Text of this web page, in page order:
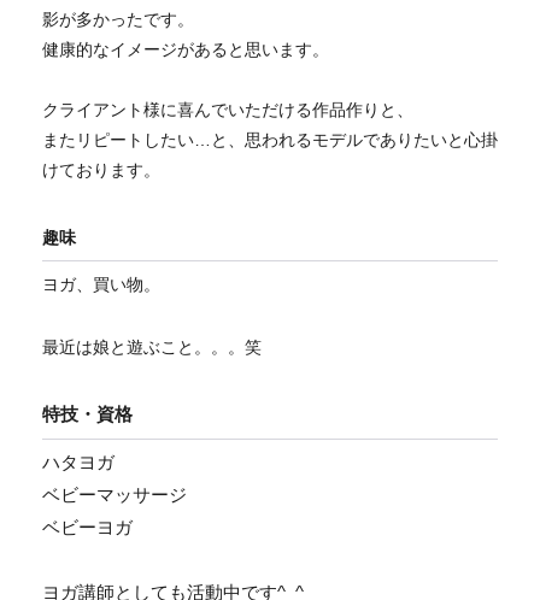
影が多かったです。
健康的なイメージがあると思います。
クライアント様に喜んでいただける作品作りと、
またリピートしたい…と、思われるモデルでありたいと心掛
けております。
趣味
ヨガ、買い物。
最近は娘と遊ぶこと。。。笑
特技・資格
ハタヨガ
ベビーマッサージ
ベビーヨガ
ヨガ講師としても活動中です^_^